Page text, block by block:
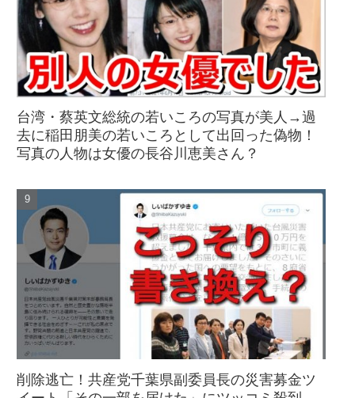
台湾・蔡英文総統の若いころの写真が美人→過
去に稲田朋美の若いころとして出回った偽物！
写真の人物は女優の長谷川恵美さん？
削除逃亡！共産党千葉県副委員長の災害募金ツ